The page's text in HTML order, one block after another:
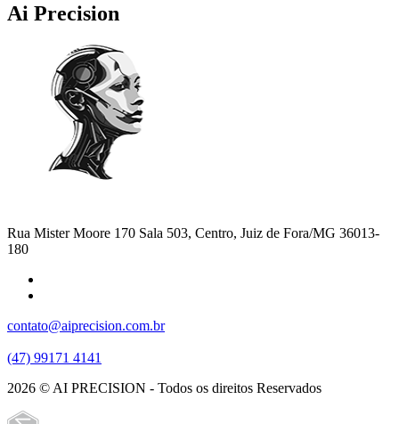
Ai Precision
Rua Mister Moore 170 Sala 503, Centro, Juiz de Fora/MG 36013-
180
contato@aiprecision.com.br
(47) 99171 4141
2026 © AI PRECISION - Todos os direitos Reservados